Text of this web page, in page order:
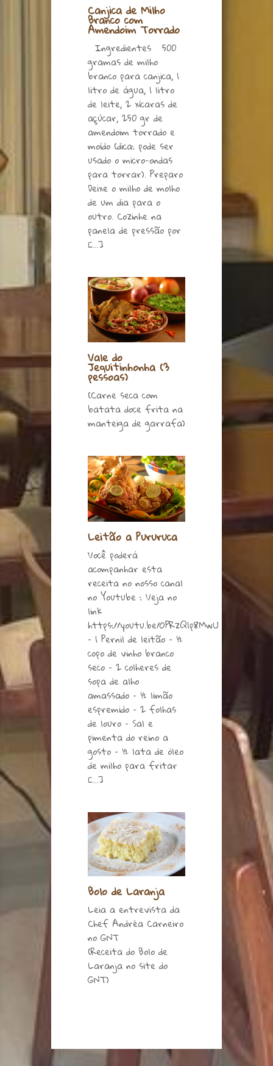
Canjica de Milho
Branco com
Amendoim Torrado
Ingredientes 500
gramas de milho
branco para canjica, 1
litro de água, 1 litro
de leite, 2 xícaras de
açúcar, 250 gr de
amendoim torrado e
moído (dica: pode ser
usado o micro-ondas
para torrar). Preparo
Deixe o milho de molho
de um dia para o
outro. Cozinhe na
panela de pressão por
[…]
Vale do
Jequitinhonha (3
pessoas)
(Carne seca com
batata doce frita na
manteiga de garrafa)
Leitão a Pururuca
Você poderá
acompanhar esta
receita no nosso canal
no Youtube : Veja no
link
https://youtu.be/OPRzQ1p8MwU
– 1 Pernil de leitão – ½
copo de vinho branco
seco – 2 colheres de
sopa de alho
amassado – ½ limão
espremido – 2 folhas
de louro – Sal e
pimenta do reino a
gosto – ½ lata de óleo
de milho para fritar
[…]
Bolo de Laranja
Leia a entrevista da
Chef Andréa Carneiro
no GNT
(Receita do Bolo de
Laranja no site do
GNT)